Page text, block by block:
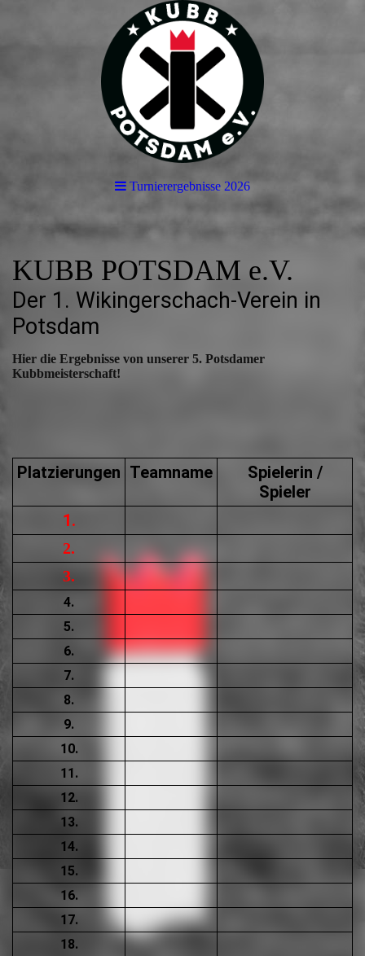
Turnierergebnisse 2026
KUBB POTSDAM e.V.
Der 1. Wikingerschach-Verein in
Potsdam
Hier die Ergebnisse von unserer 5. Potsdamer
Kubbmeisterschaft!
Platzierungen Teamname
Spielerin /
Spieler
1.
2.
3.
4.
5.
6.
7.
8.
9.
10.
11.
12.
13.
14.
15.
16.
17.
18.